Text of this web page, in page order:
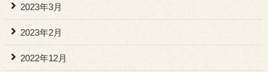
2023年3月
2023年2月
2022年12月